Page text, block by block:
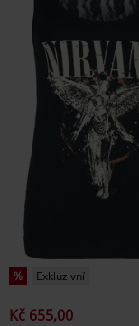
% Exkluzivní
Kč 655,00